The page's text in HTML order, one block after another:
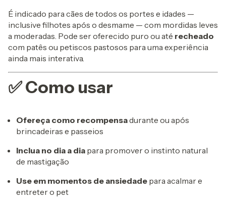
É indicado para cães de todos os portes e idades —
inclusive filhotes após o desmame — com mordidas leves
a moderadas. Pode ser oferecido puro ou até recheado
com patês ou petiscos pastosos para uma experiência
ainda mais interativa.
✅ Como usar
Ofereça como recompensadurante ou após
brincadeiras e passeios
Inclua no dia a dia para promover o instinto natural
de mastigação
Use em momentos de ansiedade para acalmar e
entreter o pet